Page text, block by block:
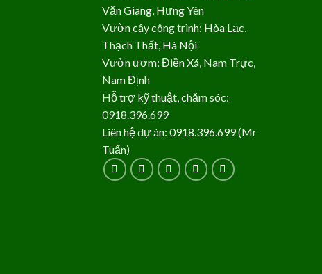
Văn Giang, Hưng Yên
Vườn cây công trình: Hòa Lạc,
Thạch Thất, Hà Nội
Vườn ươm: Điền Xá, Nam Trực,
Nam Định
Hỗ trợ kỹ thuật, chăm sóc:
0918.396.699
Liên hệ dự án: 0918.396.699 (Mr
Tuấn)